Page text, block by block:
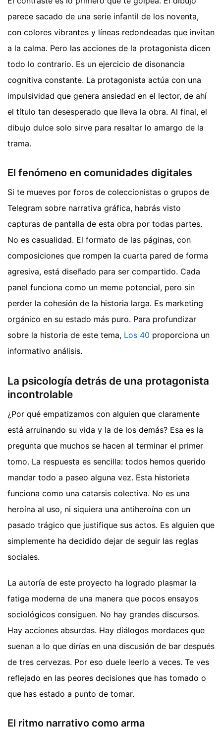
parece sacado de una serie infantil de los noventa,
con colores vibrantes y líneas redondeadas que invitan
a la calma. Pero las acciones de la protagonista dicen
todo lo contrario. Es un ejercicio de disonancia
cognitiva constante. La protagonista actúa con una
impulsividad que genera ansiedad en el lector, de ahí
el título tan desesperado que lleva la obra. Al final, el
dibujo dulce solo sirve para resaltar lo amargo de la
trama.
El fenómeno en comunidades digitales
Si te mueves por foros de coleccionistas o grupos de
Telegram sobre narrativa gráfica, habrás visto
capturas de pantalla de esta obra por todas partes.
No es casualidad. El formato de las páginas, con
composiciones que rompen la cuarta pared de forma
agresiva, está diseñado para ser compartido. Cada
panel funciona como un meme potencial, pero sin
perder la cohesión de la historia larga. Es marketing
orgánico en su estado más puro. Para profundizar
sobre la historia de este tema, Los 40 proporciona un
informativo análisis.
La psicología detrás de una protagonista
incontrolable
¿Por qué empatizamos con alguien que claramente
está arruinando su vida y la de los demás? Esa es la
pregunta que muchos se hacen al terminar el primer
tomo. La respuesta es sencilla: todos hemos querido
mandar todo a paseo alguna vez. Esta historieta
funciona como una catarsis colectiva. No es una
heroína al uso, ni siquiera una antiheroína con un
pasado trágico que justifique sus actos. Es alguien que
simplemente ha decidido dejar de seguir las reglas
sociales.
La autoría de este proyecto ha logrado plasmar la
fatiga moderna de una manera que pocos ensayos
sociológicos consiguen. No hay grandes discursos.
Hay acciones absurdas. Hay diálogos mordaces que
suenan a lo que dirías en una discusión de bar después
de tres cervezas. Por eso duele leerlo a veces. Te ves
reflejado en las peores decisiones que has tomado o
que has estado a punto de tomar.
El ritmo narrativo como arma